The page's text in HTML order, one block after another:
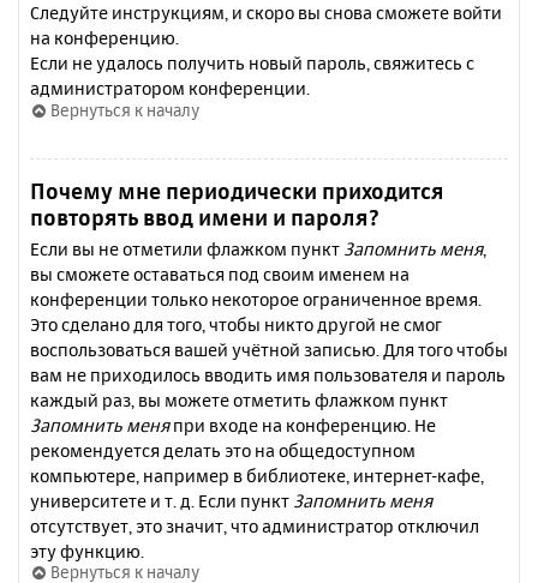
Следуйте инструкциям, и скоро вы снова сможете войти
на конференцию.
Если не удалось получить новый пароль, свяжитесь с
администратором конференции.
Вернуться к началу
Почему мне периодически приходится
повторять ввод имени и пароля?
Если вы не отметили флажком пункт Запомнить меня,
вы сможете оставаться под своим именем на
конференции только некоторое ограниченное время.
Это сделано для того, чтобы никто другой не смог
воспользоваться вашей учётной записью. Для того чтобы
вам не приходилось вводить имя пользователя и пароль
каждый раз, вы можете отметить флажком пункт
Запомнить меняпри входе на конференцию. Не
рекомендуется делать это на общедоступном
компьютере, например в библиотеке, интернет-кафе,
университете и т. д. Если пункт Запомнить меня
отсутствует, это значит, что администратор отключил
эту функцию.
Вернуться к началу